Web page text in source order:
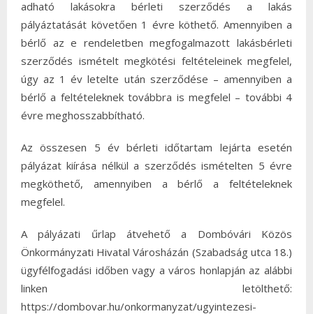
adható lakásokra bérleti szerződés a lakás
pályáztatását követően 1 évre köthető. Amennyiben a
bérlő az e rendeletben megfogalmazott lakásbérleti
szerződés ismételt megkötési feltételeinek megfelel,
úgy az 1 év letelte után szerződése – amennyiben a
bérlő a feltételeknek továbbra is megfelel – további 4
évre meghosszabbítható.
Az összesen 5 év bérleti időtartam lejárta esetén
pályázat kiírása nélkül a szerződés ismételten 5 évre
megköthető, amennyiben a bérlő a feltételeknek
megfelel.
A pályázati űrlap átvehető a Dombóvári Közös
Önkormányzati Hivatal Városházán (Szabadság utca 18.)
ügyfélfogadási időben vagy a város honlapján az alábbi
linken letölthető:
https://dombovar.hu/onkormanyzat/ugyintezesi-